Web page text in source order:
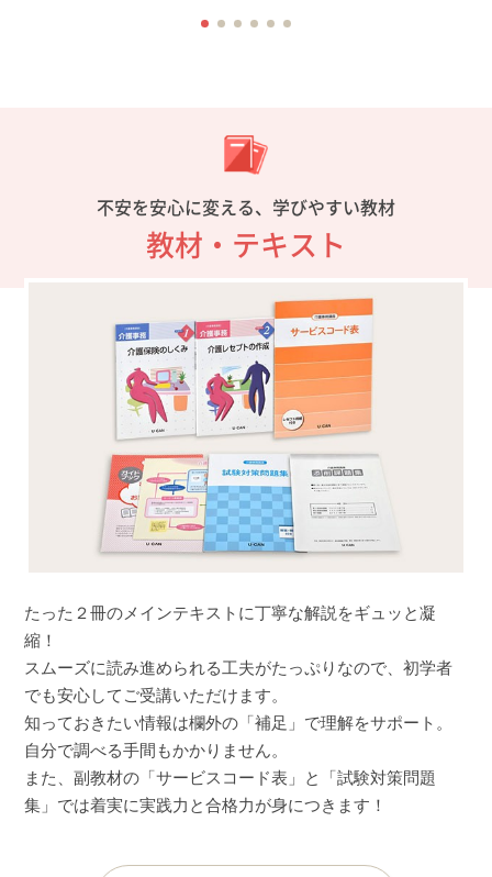
不安を安心に変える、学びやすい教材
教材・テキスト
たった２冊のメインテキストに丁寧な解説をギュッと凝
縮！
スムーズに読み進められる工夫がたっぷりなので、初学者
でも安心してご受講いただけます。
知っておきたい情報は欄外の「補足」で理解をサポート。
自分で調べる手間もかかりません。
また、副教材の「サービスコード表」と「試験対策問題
集」では着実に実践力と合格力が身につきます！